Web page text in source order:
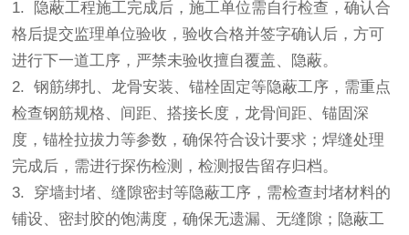
1. 隐蔽工程施工完成后，施工单位需自行检查，确认合
格后提交监理单位验收，验收合格并签字确认后，方可
进行下一道工序，严禁未验收擅自覆盖、隐蔽。
2. 钢筋绑扎、龙骨安装、锚栓固定等隐蔽工序，需重点
检查钢筋规格、间距、搭接长度，龙骨间距、锚固深
度，锚栓拉拔力等参数，确保符合设计要求；焊缝处理
完成后，需进行探伤检测，检测报告留存归档。
3. 穿墙封堵、缝隙密封等隐蔽工序，需检查封堵材料的
铺设、密封胶的饱满度，确保无遗漏、无缝隙；隐蔽工